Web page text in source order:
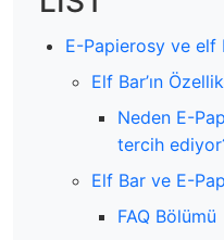
E-Papierosy ve elf
Elf Bar’ın
Neden E-
tercih
Elf Bar ve E-
FAQ Bölümü